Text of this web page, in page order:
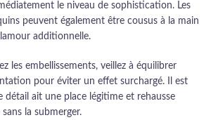
le niveau de sophistication. Les
peuvent également être cousus à la main
additionnelle.
les embellissements, veillez à équilibrer
pour éviter un effet surchargé. Il est
détail ait une place légitime et rehausse
la submerger.